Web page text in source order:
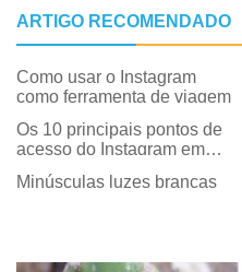
ARTIGO RECOMENDADO
Como usar o Instagram
como ferramenta de viagem
Os 10 principais pontos de
acesso do Instagram em
Minúsculas luzes brancas